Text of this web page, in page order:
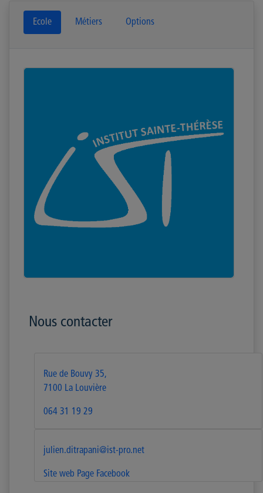
Ecole Métiers Options
Nous contacter
Rue de Bouvy 35,
7100 La Louvière
064 31 19 29
julien.ditrapani@ist-pro.net
Site web Page Facebook